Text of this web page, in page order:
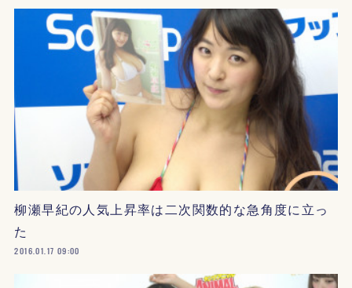
柳瀬早紀の人気上昇率は二次関数的な急角度に立っ
た
2016.01.17 09:00